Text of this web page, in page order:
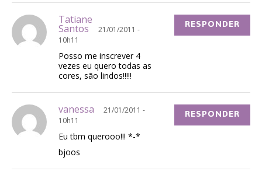
Tatiane
Santos
21/01/2011 -
10h11
Posso me inscrever 4
vezes eu quero todas as
cores, são lindos!!!!!
RESPONDER
vanessa
21/01/2011 -
10h11
Eu tbm querooo!!! *-*
bjoos
RESPONDER